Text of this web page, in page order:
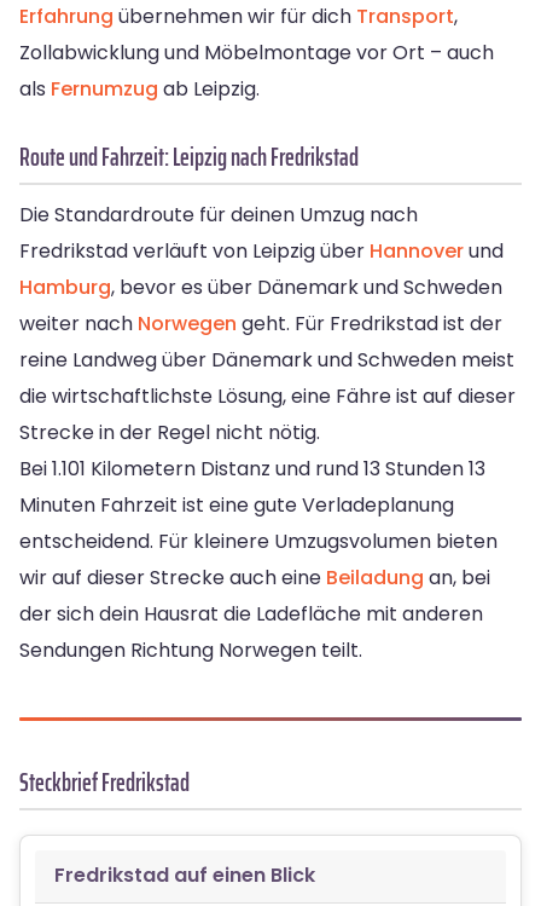
Erfahrung übernehmen wir für dich Transport,
Zollabwicklung und Möbelmontage vor Ort – auch
als Fernumzug ab Leipzig.
Route und Fahrzeit: Leipzig nach Fredrikstad
Die Standardroute für deinen Umzug nach
Fredrikstad verläuft von Leipzig über Hannoverund
Hamburg, bevor es über Dänemark und Schweden
weiter nach Norwegen geht. Für Fredrikstad ist der
reine Landweg über Dänemark und Schweden meist
die wirtschaftlichste Lösung, eine Fähre ist auf dieser
Strecke in der Regel nicht nötig.
Bei 1.101 Kilometern Distanz und rund 13 Stunden 13
Minuten Fahrzeit ist eine gute Verladeplanung
entscheidend. Für kleinere Umzugsvolumen bieten
wir auf dieser Strecke auch eine Beiladung an, bei
der sich dein Hausrat die Ladefläche mit anderen
Sendungen Richtung Norwegen teilt.
Steckbrief Fredrikstad
Fredrikstad auf einen Blick